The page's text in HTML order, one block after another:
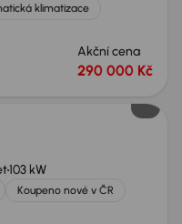
klimatizace
Akční cena
290 000 Kč
103 kW
Koupeno nové v ČR